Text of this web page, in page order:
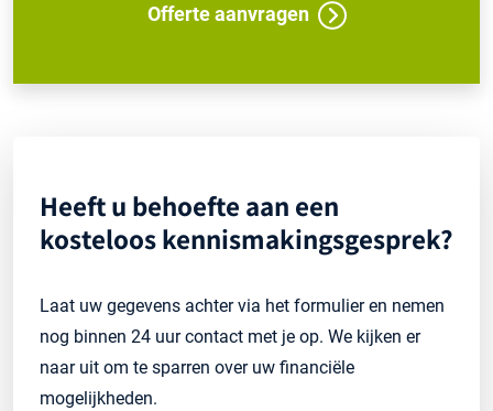
Offerte aanvragen
Heeft u behoefte aan een
kosteloos kennismakingsgesprek?
Laat uw gegevens achter via het formulier en nemen
nog binnen 24 uur contact met je op. We kijken er
naar uit om te sparren over uw financiële
mogelijkheden.